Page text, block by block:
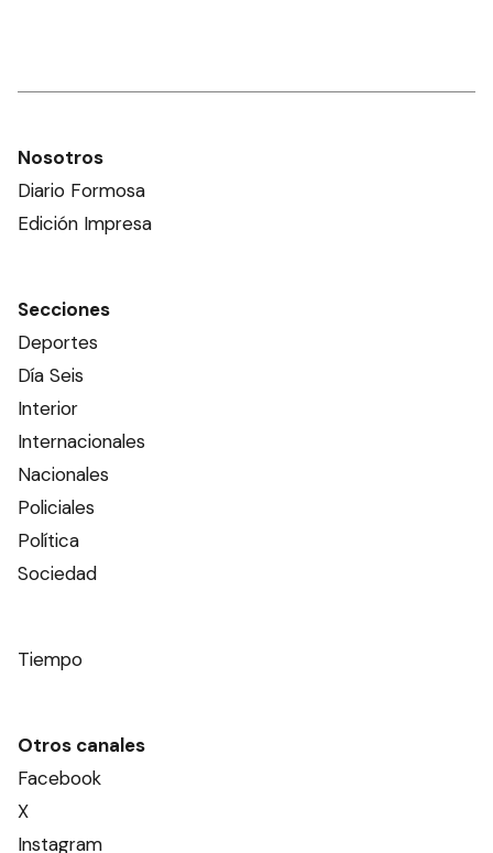
Nosotros
Diario Formosa
Edición Impresa
Secciones
Deportes
Día Seis
Interior
Internacionales
Nacionales
Policiales
Política
Sociedad
Tiempo
Otros canales
Facebook
X
Instagram